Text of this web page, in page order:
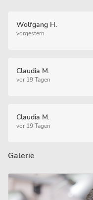
Wolfgang H.
vorgestern
Claudia M.
vor 19 Tagen
Claudia M.
vor 19 Tagen
Galerie